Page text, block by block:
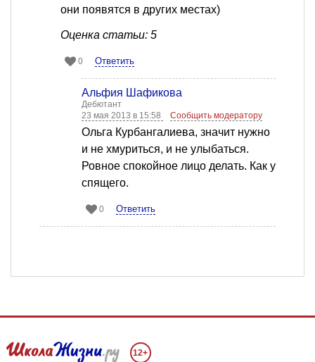
они появятся в других местах)
Оценка статьи: 5
0 Ответить
Альфия Шафикова
Дебютант
23 мая 2013 в 15:58
Сообщить модератору
Ольга Курбангалиева, значит нужно
и не хмуриться, и не улыбаться.
Ровное спокойное лицо делать. Как у
спящего.
0 Ответить
12+